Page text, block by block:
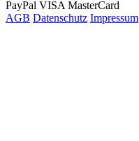
PayPal VISA MasterCard
AGB Datenschutz Impressum